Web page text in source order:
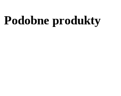
Podobne produkty